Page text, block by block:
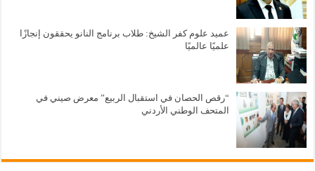
عميد علوم كفر الشيخ: طلاب برنامج النانو يحققون إنجازًا
علميًا عالميًا
“رقص الحصان في استقبال الربيع” معرض صيني في
المتحف الوطني الأردني